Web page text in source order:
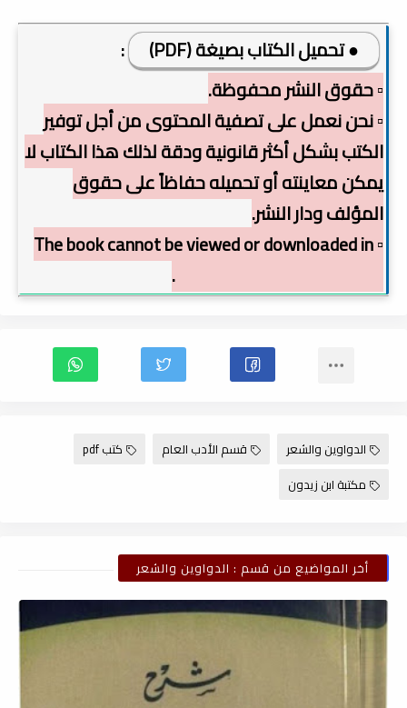
● تحميل الكتاب بصيغة (PDF)
:
▫️ حقوق النشر محفوظة.
▫️ نحن نعمل على تصفية المحتوى من أجل توفير
الكتب بشكل أكثر قانونية ودقة لذلك هذا الكتاب لا
يمكن معاينته أو تحميله حفاظاً على حقوق
المؤلف ودار النشر.
▫️ The book cannot be viewed or downloaded in
الدواوين والشعر قسم الأدب العام
كتب pdf
مكتبة ابن زيدون
أخر المواضيع من قسم : الدواوين والشعر